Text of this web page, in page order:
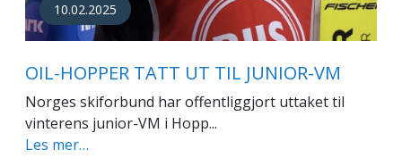
10.02.2025
OIL-HOPPER TATT UT TIL JUNIOR-VM
Norges skiforbund har offentliggjort uttaket til
vinterens junior-VM i Hopp...
Les mer…